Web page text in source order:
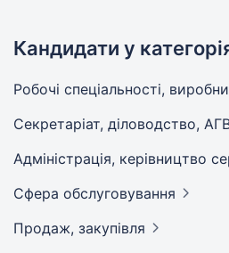
Кандидати у
Робочі спеціальності,
Секретаріат, діловодство,
Адмiнiстрацiя, керівництво
Сфера обслуговування
Продаж, закупівля